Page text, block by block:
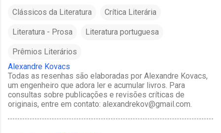
Clássicos da Literatura Crítica Literária
Literatura - Prosa Literatura portuguesa
Prêmios Literários
Alexandre Kovacs
Todas as resenhas são elaboradas por Alexandre Kovacs,
um engenheiro que adora ler e acumular livros. Para
consultas sobre publicações e revisões críticas de
originais, entre em contato: alexandrekov@gmail.com.